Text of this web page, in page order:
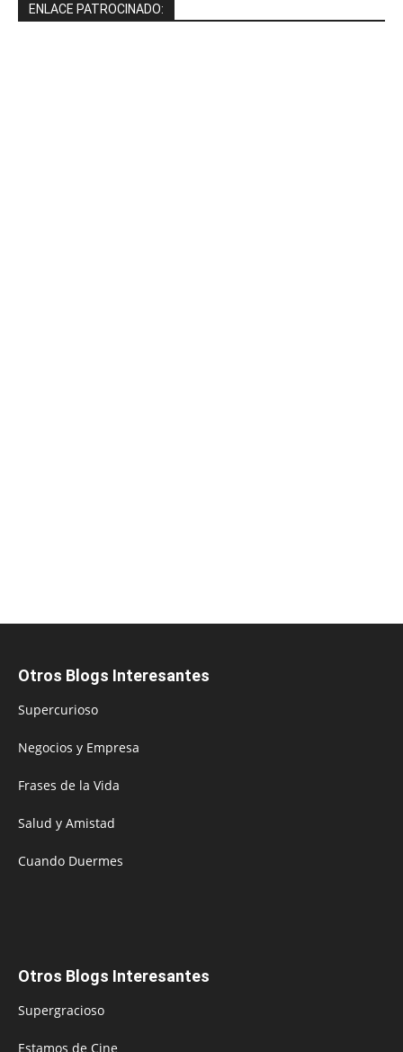
ENLACE PATROCINADO:
Otros Blogs Interesantes
Supercurioso
Negocios y Empresa
Frases de la Vida
Salud y Amistad
Cuando Duermes
Otros Blogs Interesantes
Supergracioso
Estamos de Cine